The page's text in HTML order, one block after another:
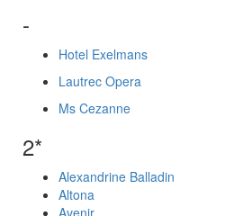
-
Hotel Exelmans
Lautrec Opera
Ms Cezanne
2*
Alexandrine Balladin
Altona
Avenir